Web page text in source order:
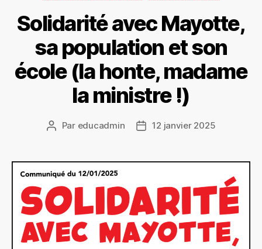
Solidarité avec Mayotte,
sa population et son
école (la honte, madame
la ministre !)
Auteur
Par educadmin
Date12 janvier 2025